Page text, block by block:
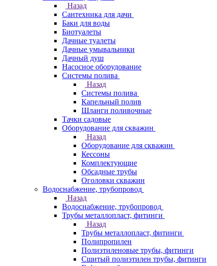
Назад
Сантехника для дачи
Баки для воды
Биотуалеты
Дачные туалеты
Дачные умывальники
Дачный душ
Насосное оборудование
Системы полива
Назад
Системы полива
Капельный полив
Шланги поливочные
Тачки садовые
Оборудование для скважин
Назад
Оборудование для скважин
Кессоны
Комплектующие
Обсадные трубы
Оголовки скважин
Водоснабжение, трубопровод
Назад
Водоснабжение, трубопровод
Трубы металлопласт, фитинги
Назад
Трубы металлопласт, фитинги
Полипропилен
Полиэтиленовые трубы, фитинги
Сшитый полиэтилен трубы, фитинги